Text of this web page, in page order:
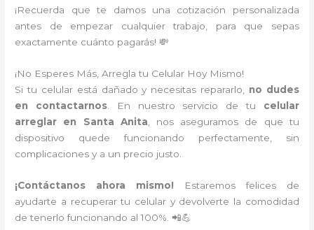
¡Recuerda que te damos una cotización personalizada
antes de empezar cualquier trabajo, para que sepas
exactamente cuánto pagarás! 💸
¡No Esperes Más, Arregla tu Celular Hoy Mismo!
Si tu celular está dañado y necesitas repararlo, no dudes
en contactarnos. En nuestro servicio de tu celular
arreglar en Santa Anita , nos aseguramos de que tu
dispositivo quede funcionando perfectamente, sin
complicaciones y a un precio justo.
¡Contáctanos ahora mismo! Estaremos felices de
ayudarte a recuperar tu celular y devolverte la comodidad
de tenerlo funcionando al 100%. 📲💪